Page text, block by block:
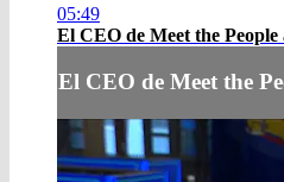
05:49
El CEO de Meet the
El CEO de Meet the